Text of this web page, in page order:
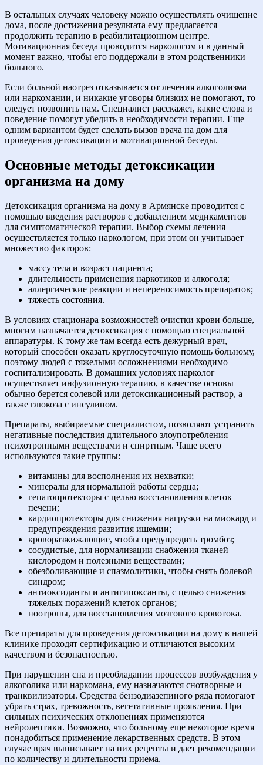
В остальных случаях человеку можно осуществлять очищение
дома, после достижения результата ему предлагается
продолжить терапию в реабилитационном центре.
Мотивационная беседа проводится наркологом и в данный
момент важно, чтобы его поддержали в этом родственники
больного.
Если больной наотрез отказывается от лечения алкоголизма
или наркомании, и никакие уговоры близких не помогают, то
следует позвонить нам. Специалист расскажет, какие слова и
поведение помогут убедить в необходимости терапии. Еще
одним вариантом будет сделать вызов врача на дом для
проведения детоксикации и мотивационной беседы.
Основные методы детоксикации
организма на дому
Детоксикация организма на дому в Армянске проводится с
помощью введения растворов с добавлением медикаментов
для симптоматической терапии. Выбор схемы лечения
осуществляется только наркологом, при этом он учитывает
множество факторов:
массу тела и возраст пациента;
длительность применения наркотиков и алкоголя;
аллергические реакции и непереносимость препаратов;
тяжесть состояния.
В условиях стационара возможностей очистки крови больше,
многим назначается детоксикация с помощью специальной
аппаратуры. К тому же там всегда есть дежурный врач,
который способен оказать круглосуточную помощь больному,
поэтому людей с тяжелыми осложнениями необходимо
госпитализировать. В домашних условиях нарколог
осуществляет инфузионную терапию, в качестве основы
обычно берется солевой или детоксикационный раствор, а
также глюкоза с инсулином.
Препараты, выбираемые специалистом, позволяют устранить
негативные последствия длительного злоупотребления
психотропными веществами и спиртным. Чаще всего
используются такие группы:
витамины для восполнения их нехватки;
минералы для нормальной работы сердца;
гепатопротекторы с целью восстановления клеток
печени;
кардиопротекторы для снижения нагрузки на миокард и
предупреждения развития ишемии;
кроворазжижающие, чтобы предупредить тромбоз;
сосудистые, для нормализации снабжения тканей
кислородом и полезными веществами;
обезболивающие и спазмолитики, чтобы снять болевой
синдром;
антиоксиданты и антигипоксанты, с целью снижения
тяжелых поражений клеток органов;
ноотропы, для восстановления мозгового кровотока.
Все препараты для проведения детоксикации на дому в нашей
клинике проходят сертификацию и отличаются высоким
качеством и безопасностью.
При нарушении сна и преобладании процессов возбуждения у
алкоголика или наркомана, ему назначаются снотворные и
транквилизаторы. Средства бензодиазепиного ряда помогают
убрать страх, тревожность, вегетативные проявления. При
сильных психических отклонениях применяются
нейролептики. Возможно, что больному еще некоторое время
понадобиться применение лекарственных средств. В этом
случае врач выписывает на них рецепты и дает рекомендации
по количеству и длительности приема.